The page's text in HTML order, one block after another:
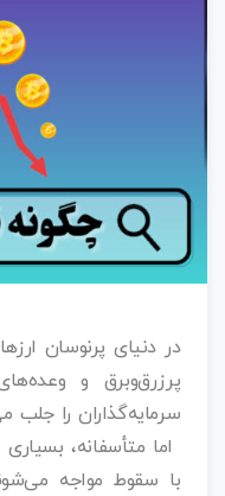
در دنیای پرنوسان
پرزرق‌وبرق و
سرمایه‌گذاران را جلب
اما متأسفانه،
با سقوط مواجه